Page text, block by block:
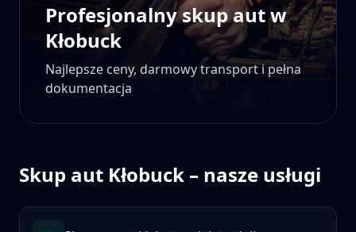
Profesjonalny skup aut w
Kłobuck
Najlepsze ceny, darmowy transport i pełna
dokumentacja
Skup aut Kłobuck – nasze usługi